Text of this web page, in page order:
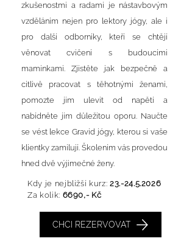
zkušenostmi a radami je nástavbovým
vzděláním nejen pro lektory jógy, ale i
pro další odborníky, kteří se chtějí
věnovat cvičení s budoucími
maminkami. Zjistěte jak bezpečně a
citlivě pracovat s těhotnými ženami,
pomozte jim ulevit od napětí a
nabídněte jim důležitou oporu. Naučte
se vést lekce Gravid jógy, kterou si vaše
klientky zamilují. Školením vás provedou
hned dvě výjimečné ženy.
Kdy je nejbližší kurz: 23.-24.5.2026
Za kolik: 6690,- Kč
CHCI REZERVOVAT